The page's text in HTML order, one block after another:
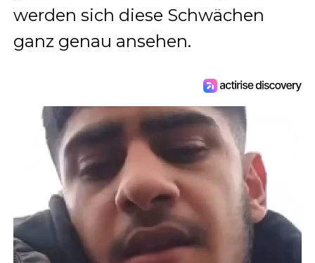
werden sich diese Schwächen
ganz genau ansehen.